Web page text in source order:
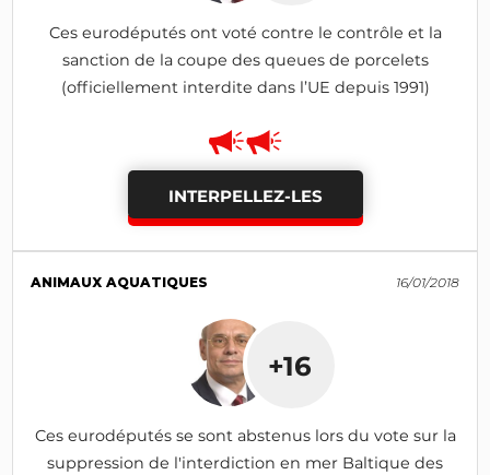
Ces eurodéputés ont voté contre le contrôle et la
sanction de la coupe des queues de porcelets
(officiellement interdite dans l’UE depuis 1991)
INTERPELLEZ-LES
ANIMAUX AQUATIQUES 16/01/2018
+16
Ces eurodéputés se sont abstenus lors du vote sur la
suppression de l'interdiction en mer Baltique des